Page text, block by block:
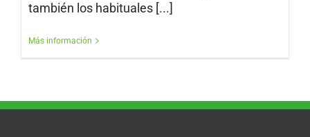
también los habituales [...]
Más información